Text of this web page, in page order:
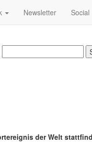
Newsletter Social
der Welt